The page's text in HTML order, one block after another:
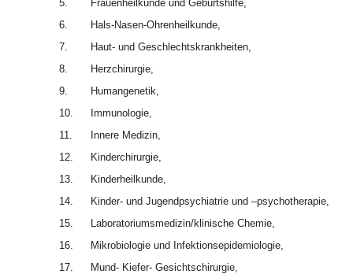
5.
Frauenheilkunde und Geburtshilfe,
6.
Hals-Nasen-Ohrenheilkunde,
7.
Haut- und Geschlechtskrankheiten,
8.
Herzchirurgie,
9.
Humangenetik,
10.
Immunologie,
11.
Innere Medizin,
12.
Kinderchirurgie,
13.
Kinderheilkunde,
14.
Kinder- und Jugendpsychiatrie und –psychotherapie,
15.
Laboratoriumsmedizin/klinische Chemie,
16.
Mikrobiologie und Infektionsepidemiologie,
17.
Mund- Kiefer- Gesichtschirurgie,